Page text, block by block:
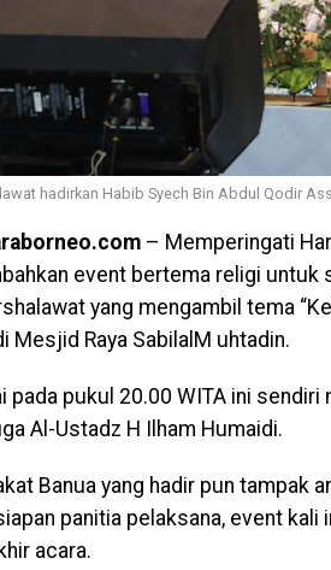
hadirkan Habib Syech Bin Abdul Qodir
– Memperingati
event bertema religi untuk
yang mengambil tema
Mesjid Raya SabilalM uhtadin.
pada pukul 20.00 WITA ini sendiri
Al-Ustadz H Ilham Humaidi.
Banua yang hadir pun tampak
panitia pelaksana, event kali
acara.